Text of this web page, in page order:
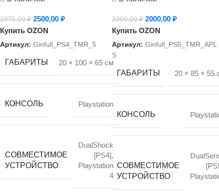
2875,00₽ 2500,00 ₽
Купить OZON
Артикул: Ginfull_PS4_TMR_5
ГАБАРИТЫ 20 × 100 × 65 см
КОНСОЛЬ Playstation
СОВМЕСТИМОЕ
УСТРОЙСТВО
DualShock
[PS4],
Playstation
4
без дрейфа на
основе Hall Effect/
Эффект Холла
2300,00₽ 2000,00 ₽
Купить OZON
Артикул: Ginfull_PS5_TMR_APL
S
ГАБАРИТЫ 20 × 85 × 55
КОНСОЛЬ
СОВМЕСТИМОЕ
УСТРОЙСТВО